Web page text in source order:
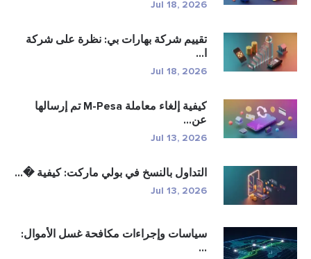
Jul 18, 2026
تقييم شركة بهارات بي: نظرة على شركة
ا...
Jul 18, 2026
كيفية إلغاء معاملة M-Pesa تم إرسالها
عن...
Jul 13, 2026
التداول بالنسخ في بولي ماركت: كيفية �...
Jul 13, 2026
سياسات وإجراءات مكافحة غسل الأموال:
...